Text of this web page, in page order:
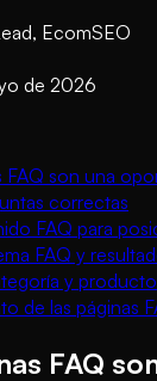
EcomSEO
de 2026
FAQ son una
correctas
FAQ para
FAQ y
y producto
de las páginas
FAQ